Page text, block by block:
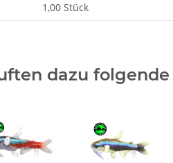
1,00 Stück
dazu